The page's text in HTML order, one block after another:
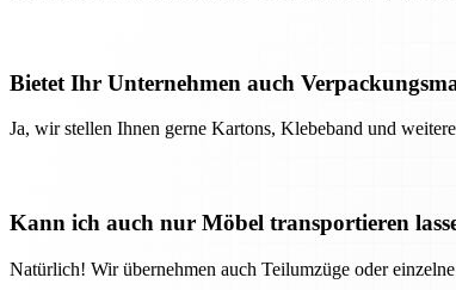
Bietet Ihr Unternehmen auch
Ja, wir stellen Ihnen gerne Kartons, Klebeband und
Kann ich auch nur Möbel transportieren
Natürlich! Wir übernehmen auch Teilumzüge oder